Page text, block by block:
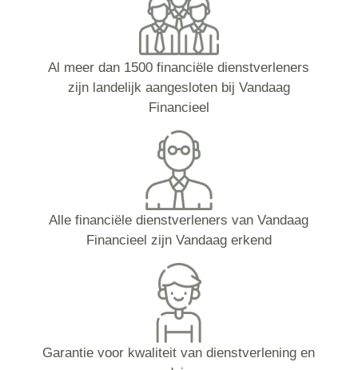
Al meer dan 1500 financiële dienstverleners
zijn landelijk aangesloten bij Vandaag
Financieel
Alle financiële dienstverleners van Vandaag
Financieel zijn Vandaag erkend
Garantie voor kwaliteit van dienstverlening en